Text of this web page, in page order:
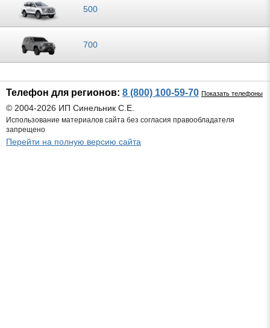
500
700
Телефон для регионов: 8 (800) 100-59-70 Показать телефоны
© 2004-2026 ИП Синельник С.Е.
Использование материалов сайта без согласия правообладателя
запрещено
Перейти на полную версию сайта